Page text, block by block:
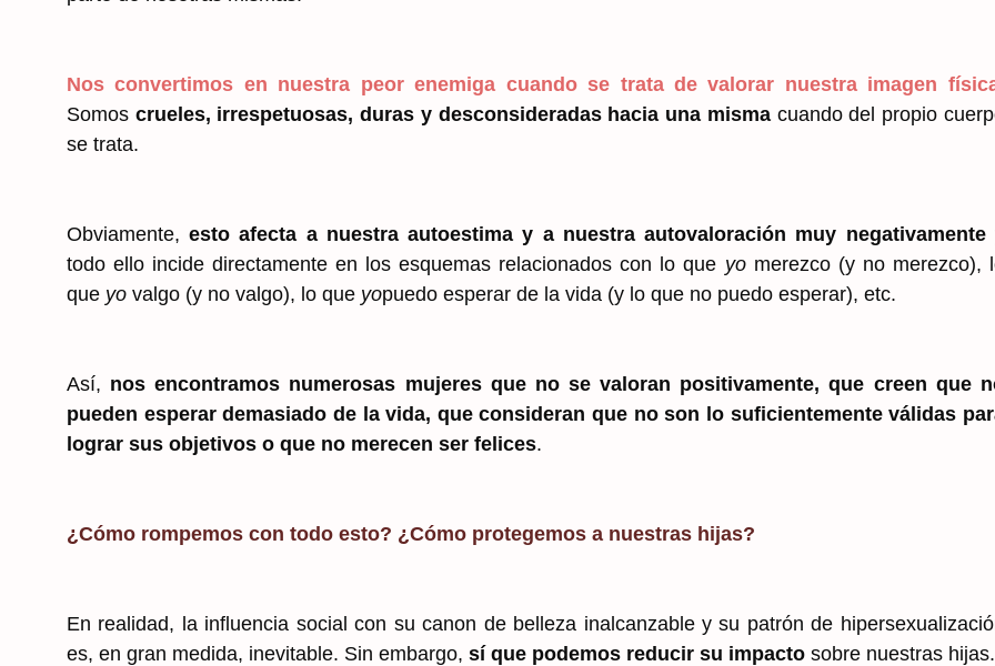
Nos convertimos en nuestra peor enemiga cuando se trata de valorar nuestra imagen
Somos crueles, irrespetuosas, duras y desconsideradas hacia una mismacuando del propio
se trata.
Obviamente,esto afecta a nuestra autoestima y a nuestra autovaloración muy negativamente
todo ello incide directamente en los esquemas relacionados con lo que yomerezco (y no merezco),
que yo valgo (y no valgo), lo que yopuedo esperar de la vida (y lo que no puedo esperar), etc.
Así, nos encontramos numerosas mujeres que no se valoran positivamente, que creen que
pueden esperar demasiado de la vida, que consideran que no son lo suficientemente válidas
lograr sus objetivos o que no merecen ser felices.
¿Cómo rompemos con todo esto? ¿Cómo protegemos a nuestras hijas?
En realidad, la influencia social con su canon de belleza inalcanzable y su patrón de
es, en gran medida, inevitable. Sin embargo, sí que podemos reducir su impacto sobre nuestras hijas.